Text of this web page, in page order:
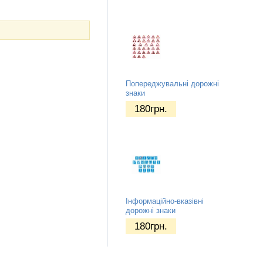
Попереджувальні дорожні
знаки
180грн.
Інформаційно-вказівні
дорожні знаки
180грн.